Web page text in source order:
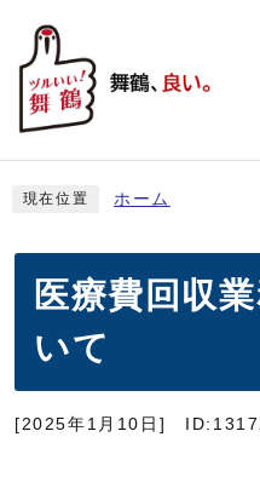
現在位置 ホーム
医療費回収
いて
[2025年1月10日]